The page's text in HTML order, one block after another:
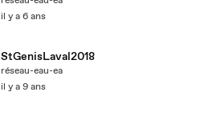
il y a 6 ans
StGenisLaval2018
réseau-eau-ea
il y a 9 ans